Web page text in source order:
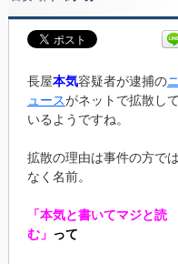
長屋本気容疑者が逮捕のニ
ュースがネットで拡散して
いるようですね。
拡散の理由は事件の方では
なく名前。
「本気と書いてマジと読
む」 って